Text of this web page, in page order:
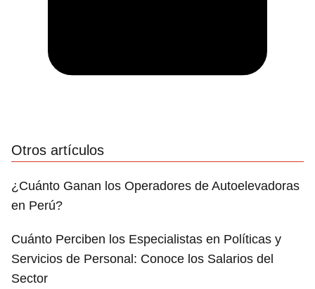
Otros artículos
¿Cuánto Ganan los Operadores de Autoelevadoras
en Perú?
Cuánto Perciben los Especialistas en Políticas y
Servicios de Personal: Conoce los Salarios del
Sector